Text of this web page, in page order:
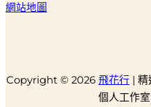
網站地圖
Copyright © 2026 飛花行 |
個人工作